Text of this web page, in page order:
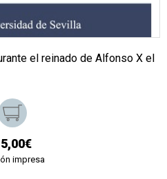
el reinado de Alfonso X el
impresa